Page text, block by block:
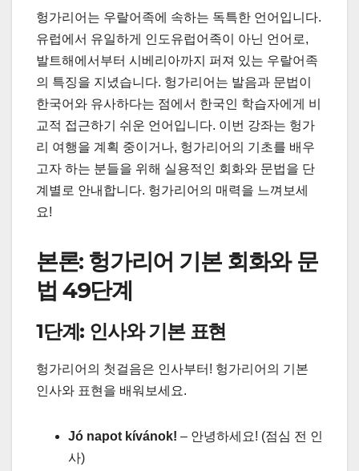
헝가리어는 우랄어족에 속하는 독특한 언어입니다.
유럽에서 유일하게 인도유럽어족이 아닌 언어로,
발트해에서부터 시베리아까지 퍼져 있는 우랄어족
의 특징을 지녔습니다. 헝가리어는 발음과 문법이
한국어와 유사하다는 점에서 한국인 학습자에게 비
교적 접근하기 쉬운 언어입니다. 이번 강좌는 헝가
리 여행을 계획 중이거나, 헝가리어의 기초를 배우
고자 하는 분들을 위해 실용적인 회화와 문법을 단
계별로 안내합니다. 헝가리어의 매력을 느껴보세
요!
본론: 헝가리어 기본 회화와 문
법 49단계
1단계: 인사와 기본 표현
헝가리어의 첫걸음은 인사부터! 헝가리어의 기본
인사와 표현을 배워보세요.
Jó napot kívánok! – 안녕하세요! (점심 전 인
사)